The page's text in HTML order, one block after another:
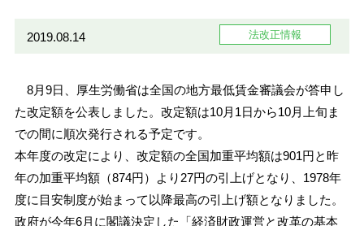
2019.08.14 法改正情報
8月9日、厚生労働省は全国の地方最低賃金審議会が答申し
た改定額を公表しました。改定額は10月1日から10月上旬ま
での間に順次発行される予定です。
本年度の改定により、改定額の全国加重平均額は901円と昨
年の加重平均額（874円）より27円の引上げとなり、1978年
度に目安制度が始まって以降最高の引上げ額となりました。
政府が今年6月に閣議決定した「経済財政運営と改革の基本